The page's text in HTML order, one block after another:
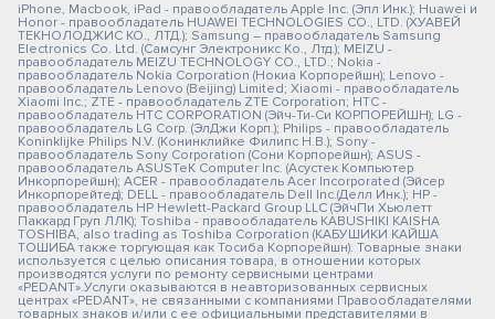
iPhone, Macbook, iPad - правообладатель Apple Inc. (Эпл Инк.); Huawei и
Honor - правообладатель HUAWEI TECHNOLOGIES CO., LTD. (ХУАВЕЙ
ТЕКНОЛОДЖИС КО., ЛТД.); Samsung – правообладатель Samsung
Electronics Co. Ltd. (Самсунг Электроникс Ко., Лтд.); MEIZU -
правообладатель MEIZU TECHNOLOGY CO., LTD.; Nokia -
правообладатель Nokia Corporation (Нокиа Корпорейшн); Lenovo -
правообладатель Lenovo (Beijing) Limited; Xiaomi - правообладатель
Xiaomi Inc.; ZTE - правообладатель ZTE Corporation; HTC -
правообладатель HTC CORPORATION (Эйч-Ти-Си КОРПОРЕЙШН); LG -
правообладатель LG Corp. (ЭлДжи Корп.); Philips - правообладатель
Koninklijke Philips N.V. (Конинклийке Филипс Н.В.); Sony -
правообладатель Sony Corporation (Сони Корпорейшн); ASUS -
правообладатель ASUSTeK Computer Inc. (Асустек Компьютер
Инкорпорейшн); ACER - правообладатель Acer Incorporated (Эйсер
Инкорпорейтед); DELL - правообладатель Dell Inc.(Делл Инк.); HP -
правообладатель HP Hewlett-Packard Group LLC (ЭйчПи Хьюлетт
Паккард Груп ЛЛК); Toshiba - правообладатель KABUSHIKI KAISHA
TOSHIBA, also trading as Toshiba Corporation (КАБУШИКИ КАЙША
ТОШИБА также торгующая как Тосиба Корпорейшн). Товарные знаки
используется с целью описания товара, в отношении которых
производятся услуги по ремонту сервисными центрами
«PEDANT».Услуги оказываются в неавторизованных сервисных
центрах «PEDANT», не связанными с компаниями Правообладателями
товарных знаков и/или с ее официальными представителями в